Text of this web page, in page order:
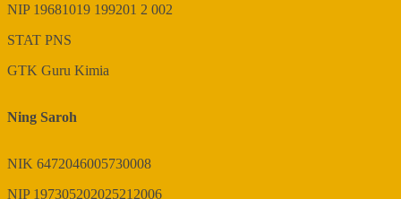
NIP 19681019 199201 2 002
STAT PNS
GTK Guru Kimia
Ning Saroh
NIK 6472046005730008
NIP 197305202025212006